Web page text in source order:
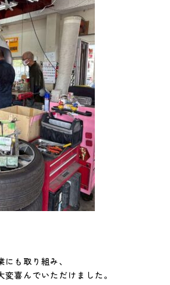
も取り組み、
喜んでいただけました。